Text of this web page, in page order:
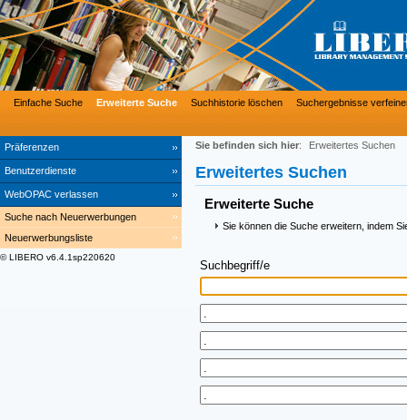
Präferenzen
Benutzerdienste
WebOPAC verlassen
Einfache Suche Erweiterte Suche Suchhistorie löschen Suchergebnisse
Suche nach Neuerwerbungen
Neuerwerbungsliste
© LIBERO v6.4.1sp220620
Sie befinden sich hier: Erweitertes Suchen
Erweitertes Suchen
Erweiterte Suche
Sie können die Suche erweitern, indem
Suchbegriff/e